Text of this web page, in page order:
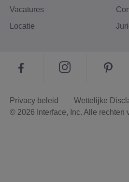
Vacatures
Locatie
Privacy beleid
Wettelijke
© 2026 Interface, Inc. Alle rechten